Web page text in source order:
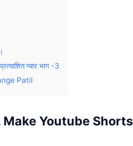
प्यार भाग -3
Patil
Youtube Shorts